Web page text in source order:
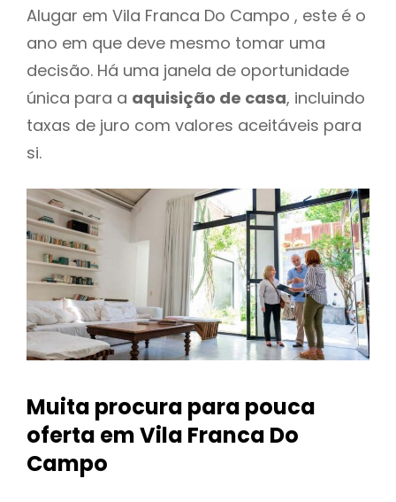
Alugar em Vila Franca Do Campo , este é o
ano em que deve mesmo tomar uma
decisão. Há uma janela de oportunidade
única para a aquisição de casa, incluindo
taxas de juro com valores aceitáveis para
si.
Muita procura para pouca
oferta em Vila Franca Do
Campo